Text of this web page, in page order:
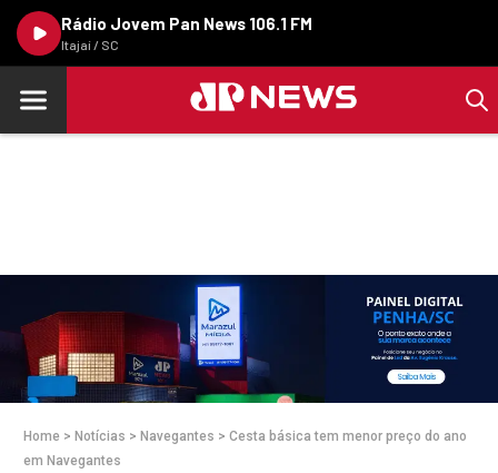
Rádio Jovem Pan News 106.1 FM
Itajaí / SC
Home > Notícias > Navegantes > Cesta básica tem menor preço do ano
em Navegantes